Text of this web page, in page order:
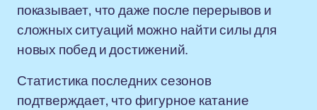
показывает, что даже после перерывов и
сложных ситуаций можно найти силы для
новых побед и достижений.
Статистика последних сезонов
подтверждает, что фигурное катание